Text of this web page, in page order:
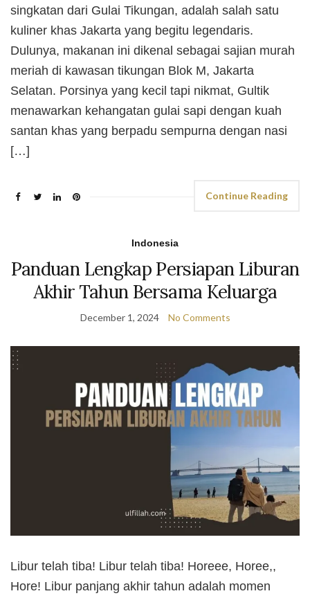
singkatan dari Gulai Tikungan, adalah salah satu
kuliner khas Jakarta yang begitu legendaris.
Dulunya, makanan ini dikenal sebagai sajian murah
meriah di kawasan tikungan Blok M, Jakarta
Selatan. Porsinya yang kecil tapi nikmat, Gultik
menawarkan kehangatan gulai sapi dengan kuah
santan khas yang berpadu sempurna dengan nasi
[…]
Continue Reading
Indonesia
Panduan Lengkap Persiapan Liburan
Akhir Tahun Bersama Keluarga
December 1, 2024 No Comments
Libur telah tiba! Libur telah tiba! Horeee, Horee,,
Hore! Libur panjang akhir tahun adalah momen